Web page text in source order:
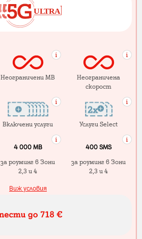
Неограничени MB
Неограничена
скорост
Включени услуги Услуги Select
4 000 МB
за роуминг в Зони
2,3 и 4
400 SMS
за роуминг в Зони
2,3 и 4
Виж условия